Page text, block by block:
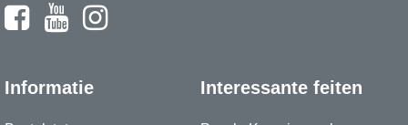
Informatie Interessante feiten